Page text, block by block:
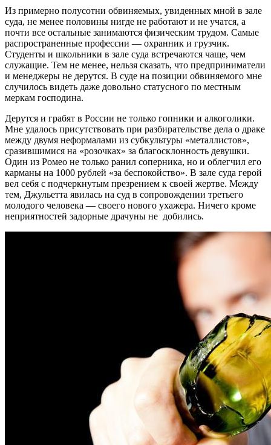
Из примерно полусотни обвиняемых, увиденных мной в зале
суда, не менее половины нигде не работают и не учатся, а
почти все остальные занимаются физическим трудом. Самые
распространенные профессии — охранник и грузчик.
Студенты и школьники в зале суда встречаются чаще, чем
служащие. Тем не менее, нельзя сказать, что предприниматели
и менеджеры не дерутся. В суде на позиции обвиняемого мне
случилось видеть даже довольно статусного по местным
меркам господина.
Дерутся и грабят в России не только гопники и алкоголики.
Мне удалось присутствовать при разбирательстве дела о драке
между двумя неформалами из субкультуры «металлистов»,
сразившимися на «розочках» за благосклонность девушки.
Один из Ромео не только ранил соперника, но и облегчил его
карманы на 1000 рублей «за беспокойство». В зале суда герой
вел себя с подчеркнутым презрением к своей жертве. Между
тем, Джульетта явилась на суд в сопровождении третьего
молодого человека — своего нового ухажера. Ничего кроме
неприятностей задорные драчуны не добились.